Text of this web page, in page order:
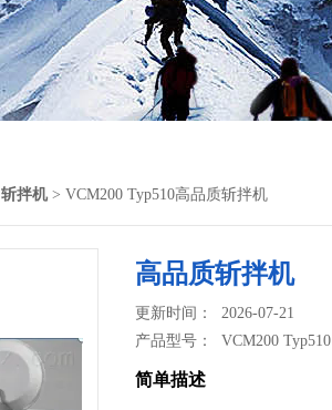
斩拌机> VCM200 Typ510高品质斩拌机
高品质斩拌机
更新时间： 2026-07-21
产品型号：VCM200 Typ510
简单描述